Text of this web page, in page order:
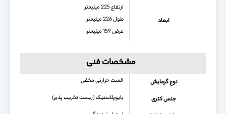
ابعاد
ارتفاع 225 میلیمتر
طول 226 میلیمتر
عرض 159 میلیمتر
مشخصات فنی
نوع گرمایش المنت حرارتی مخفی
جنس کتری بایوپلاستیک (زیست تخریب پذیر)